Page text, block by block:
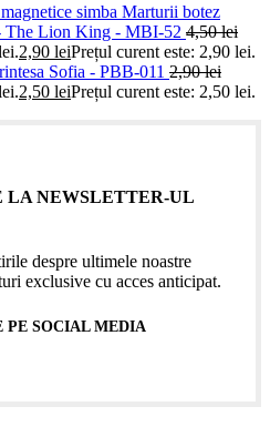
Marturii botez
The Lion King - MBI-52 4,50lei
2,90 leiPrețul curent este: 2,90 lei.
Sofia - PBB-011 2,90lei
2,50 leiPrețul curent este: 2,50 lei.
LA NEWSLETTER-UL
despre ultimele noastre
exclusive cu acces anticipat.
PE SOCIAL MEDIA